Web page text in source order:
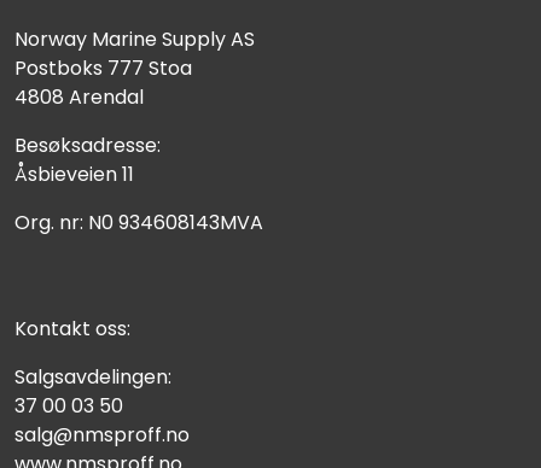
Norway Marine Supply AS
Postboks 777 Stoa
4808 Arendal
Besøksadresse:
Åsbieveien 11
Org. nr: N0 934608143MVA
Kontakt oss:
Salgsavdelingen:
37 00 03 50
salg@nmsproff.no